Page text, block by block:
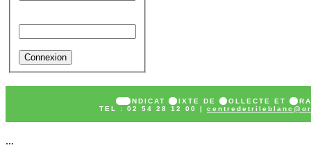
SY NDICAT MIXTE DE COLLECTE ET T
TEL : 02 54 28 12 00 |
...